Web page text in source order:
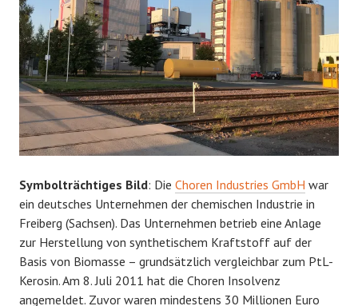
Symbolträchtiges Bild: Die Choren Industries GmbH war
ein deutsches Unternehmen der chemischen Industrie in
Freiberg (Sachsen). Das Unternehmen betrieb eine Anlage
zur Herstellung von synthetischem Kraftstoff auf der
Basis von Biomasse – grundsätzlich vergleichbar zum PtL-
Kerosin. Am 8. Juli 2011 hat die Choren Insolvenz
angemeldet. Zuvor waren mindestens 30 Millionen Euro